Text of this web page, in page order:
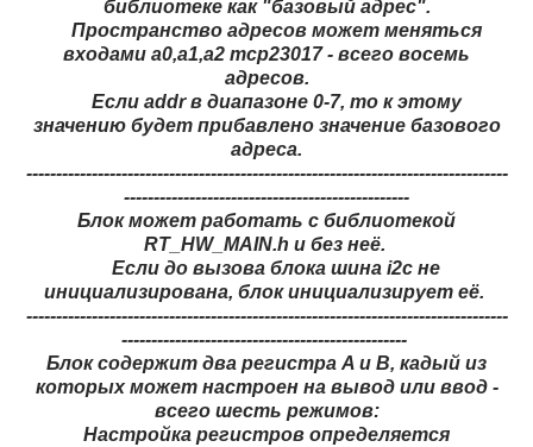
библиотеке как "базовый адрес".
Пространство адресов может меняться
входами a0,a1,a2 mcp23017 - всего восемь
адресов.
Если аddr в диапазоне 0-7, то к этому
значению будет прибавлено значение базового
адреса.
---------------------------------------------------------------------------------
------------------------------------------------
Блок может работать с библиотекой
RT_HW_MAIN.h и без неё.
Если до вызова блока шина i2c не
инициализирована, блок инициализирует её.
---------------------------------------------------------------------------------
------------------------------------------------
Блок содержит два регистра A и B, кадый из
которых может настроен на вывод или ввод -
всего шесть режимов:
Настройка регистров определяется